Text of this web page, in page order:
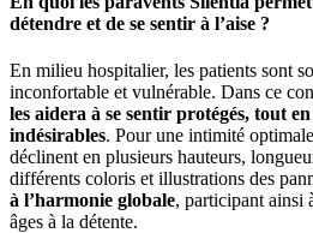
détendre et de se sentir à l’aise ?
En milieu hospitalier, les patients sont
inconfortable et vulnérable. Dans ce
les aidera à se sentir protégés, tout
indésirables. Pour une intimité
déclinent en plusieurs hauteurs,
différents coloris et illustrations des
à l’harmonie globale, participant ainsi
âges à la détente.